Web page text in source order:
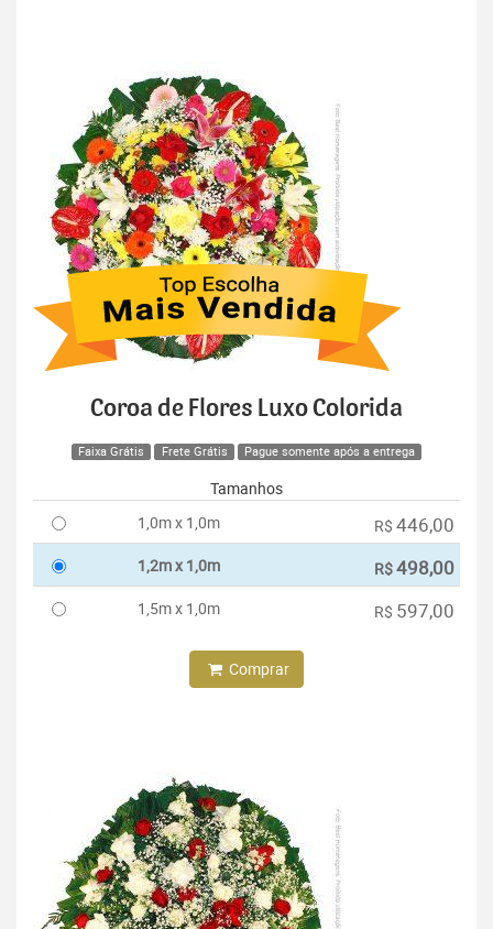
Coroa de Flores Luxo Colorida
Faixa Grátis Frete Grátis Pague somente após a entrega
Tamanhos
1,0m x 1,0m
R$ 446,00
1,2m x 1,0m R$498,00
1,5m x 1,0m R$ 597,00
Comprar